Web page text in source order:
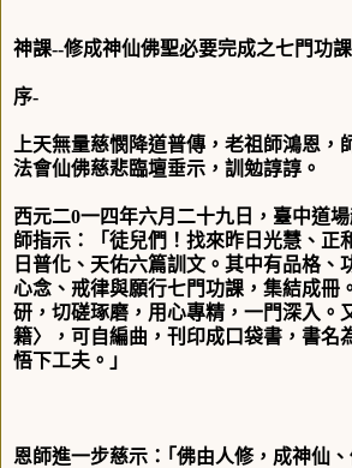
神課--修成神仙佛聖必要完成之七門功課
序-
上天無量慈憫降道普傳，老祖師鴻恩，
法會仙佛慈悲臨壇垂示，訓勉諄諄。
西元二0一四年六月二十九日 ，臺中道
師指示：「徒兒們！找來昨日光慧、正
日普化、天佑六篇訓文。其中有品格、
心念、戒律與願行七門功課，集結成冊
研，切磋琢磨，用心專精，一門深入。
籍〉，可自編曲，刊印成口袋書，書名
悟下工夫。」
恩師進一步慈示：｢佛由人修，成神仙